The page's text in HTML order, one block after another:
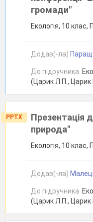
громади"
Екологія, 10 клас,
Додав(-ла)
До підручника
(Царик Л.П., Царик
PPTX
Презентація
природа"
Екологія, 10 клас,
Додав(-ла)
До підручника
(Царик Л.П., Царик